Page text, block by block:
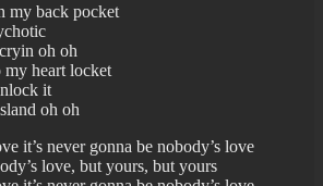
my back pocket
oh oh
my heart locket
it
oh oh
it’s never gonna be nobody’s love
love, but yours, but yours